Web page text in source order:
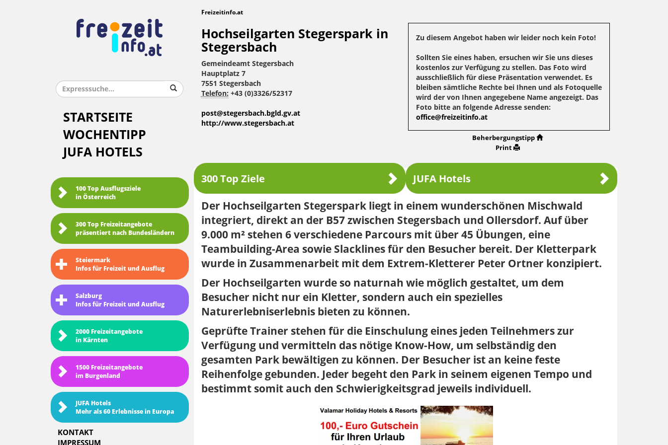
STARTSEITE
WOCHENTIPP
JUFA HOTELS
100 Top Ausflugsziele
in Österreich
300 Top Freizeitangebote
präsentiert nach Bundesländern
Steiermark
Infos für Freizeit und Ausflug
Salzburg
Infos für Freizeit und Ausflug
2000 Freizeitangebote
in Kärnten
1500 Freizeitangebote
im Burgenland
JUFA Hotels
Mehr als 60 Erlebnisse in Europa
KONTAKT
IMPRESSUM
Freizeitinfo.at
Hochseilgarten Stegerspark in
Stegersbach
Gemeindeamt Stegersbach
Hauptplatz 7
7551 Stegersbach
Telefon: +43 (0)3326/52317
post@stegersbach.bgld.gv.at
http://www.stegersbach.at
Zu diesem Angebot haben wir leider noch kein Foto!
Sollten Sie eines haben, ersuchen wir Sie uns dieses
kostenlos zur Verfügung zu stellen. Das Foto wird
ausschließlich für diese Präsentation verwendet. Es
bleiben sämtliche Rechte bei Ihnen und als Fotoquelle
wird der von Ihnen angegebene Name angezeigt. Das
Foto bitte an folgende Adresse senden:
office@freizeitinfo.at
Beherbergungstipp
Print
300 Top Ziele JUFA Hotels
Der Hochseilgarten Stegerspark liegt in einem wunderschönen Mischwald
integriert, direkt an der B57 zwischen Stegersbach und Ollersdorf. Auf über
9.000 m² stehen 6 verschiedene Parcours mit über 45 Übungen, eine
Teambuilding-Area sowie Slacklines für den Besucher bereit. Der Kletterpark
wurde in Zusammenarbeit mit dem Extrem-Kletterer Peter Ortner konzipiert.
Der Hochseilgarten wurde so naturnah wie möglich gestaltet, um dem
Besucher nicht nur ein Kletter, sondern auch ein spezielles
Naturerlebniserlebnis bieten zu können.
Geprüfte Trainer stehen für die Einschulung eines jeden Teilnehmers zur
Verfügung und vermitteln das nötige Know-How, um selbständig den
gesamten Park bewältigen zu können. Der Besucher ist an keine feste
Reihenfolge gebunden. Jeder begeht den Park in seinem eigenen Tempo und
bestimmt somit auch den Schwierigkeitsgrad jeweils individuell.